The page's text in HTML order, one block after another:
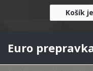
Košík
Euro